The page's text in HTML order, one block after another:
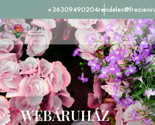
+36309490204
WEBÁRUHÁZ